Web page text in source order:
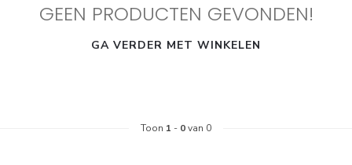
GEEN PRODUCTEN GEVONDEN!
GA VERDER MET WINKELEN
Toon 1 - 0van 0